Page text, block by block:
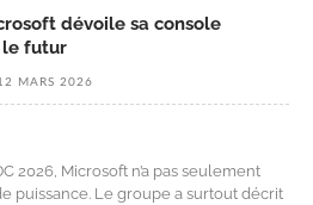
dévoile sa console
le futur
MARS 2026
2026, Microsoft n’a pas seulement
puissance. Le groupe a surtout décrit